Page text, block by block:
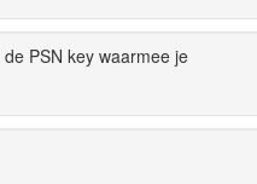
PSN key waarmee je